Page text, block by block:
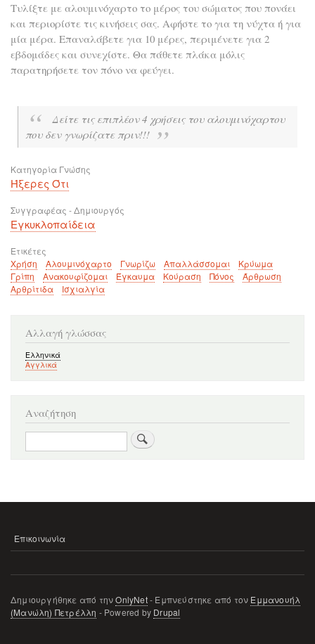
Τυλίξτε με αλουμινόχαρτο το μέρος του σώματος που πονάει
και περιορίστε τις κινήσεις σας. Αφήστε το για τη νύχτα ή για
μία μέρα. Επαναλάβετε για 10 μέρες, περιμένετε για 2
εβδομάδες και συνεχίστε. Θα πάθετε πλάκα μόλις
παρατηρήσετε τον πόνο να φεύγει.
Δείτε τις επιπλέον 4 χρήσεις του αλουμινόχαρτου
που δεν γνωρίζατε πριν!!!
Κατηγορία Γνώσης
Ήξερες Ότι
Συγγραφέας - Δημιουργός
Εγκυκλοπαίδεια
Ετικέτες
Χρήση
Αλουμινόχαρτο Γνωρίζω Απαλλάσσομαι
Κρύωμα
Γρίπη
Ανακουφίζομαι Έγκαυμα Κούραση Πόνος
Άρθρωση
Αρθρίτιδα
Ισχιαλγία
Αλλαγή γλώσσας
Ελληνικά
Αγγλικά
Αναζήτηση
Αναζήτηση
ΜΕΝΟΎ
Επικοινωνία
Δημιουργήθηκε από τηνOnlyNet- Εμπνεύστηκε από τον Εμμανουήλ
(Μανώλη) Πετρέλλη - Powered by Drupal